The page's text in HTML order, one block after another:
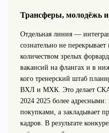
Трансферы, молодёжь
Отдельная линия —
сознательно не
количеством зрелых
вакансий на флангах и в
кого тренерский штаб
ВХЛ и МХК. Это делает СКА
2024 2025 более
покупками, а закладывает
кадров. В результате